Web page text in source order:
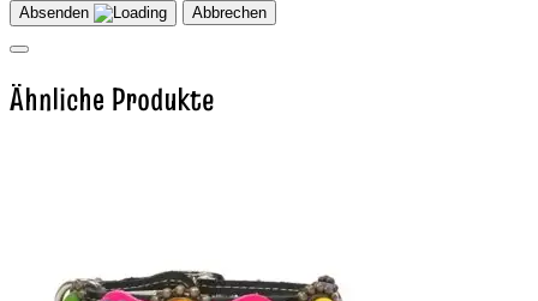
Absenden Abbrechen
Ähnliche Produkte